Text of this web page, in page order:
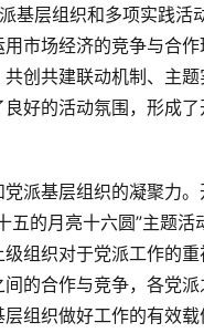
基层组织和多项实践
市场经济的竞争与合
创共建联动机制、主
好的活动氛围，形成
基层组织的凝聚力。
五的月亮十六圆”主题
组织对于党派工作的
的合作与竞争，各党
组织做好工作的有效